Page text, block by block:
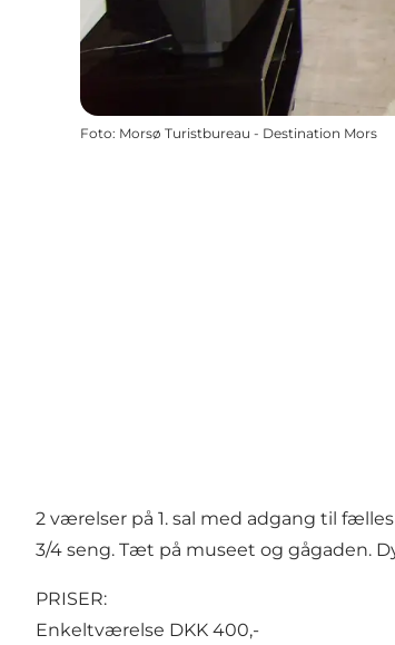
Foto: Morsø Turistbureau - Destination Mors
2 værelser på 1. sal med adgang til
3/4 seng. Tæt på museet og gågaden.
PRISER:
Enkeltværelse DKK 400,-